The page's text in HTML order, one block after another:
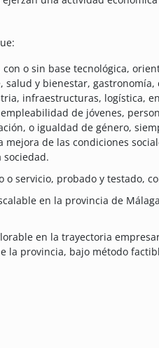
o sin base tecnológica,
y bienestar, gastronomía,
infraestructuras, logística,
de jóvenes,
o igualdad de género,
de las condiciones
sociedad.
servicio, probado y testado,
en la provincia de
en la trayectoria
la provincia, bajo método